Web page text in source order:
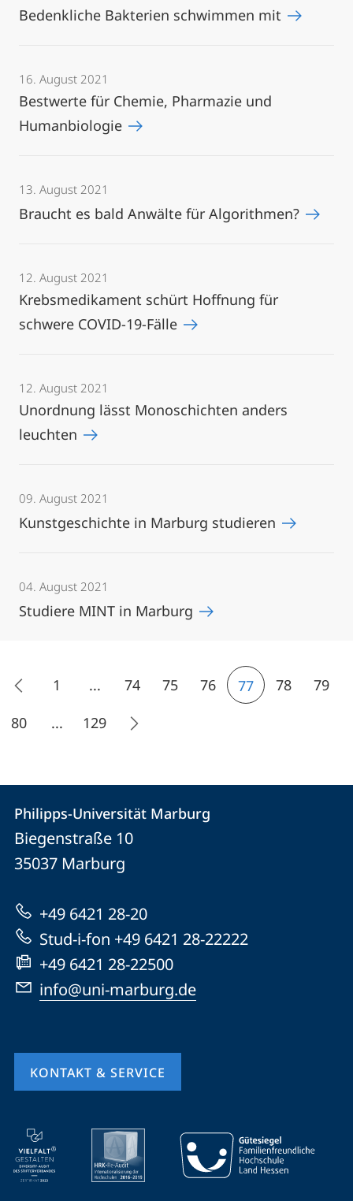
Bedenkliche Bakterien schwimmen mit
16. August 2021
Bestwerte für Chemie, Pharmazie und
Humanbiologie
13. August 2021
Braucht es bald Anwälte für Algorithmen?
12. August 2021
Krebsmedikament schürt Hoffnung für
schwere COVID-19-Fälle
12. August 2021
Unordnung lässt Monoschichten anders
leuchten
09. August 2021
Kunstgeschichte in Marburg studieren
04. August 2021
Studiere MINT in Marburg
1 ... 74 75 76 77 78
79
80
... 129
Kontakt
und
Informationen
zur
Website
Kontaktinformationen
Philipps-
Universität
Marburg
Philipps-Universität Marburg
Biegenstraße 10
35037 Marburg
+49 6421 28-20
Stud-i-fon +49 6421 28-22222
+49 6421 28-22500
info@uni-marburg.de
KONTAKT & SERVICE
Mobile-
Service-
Navigation